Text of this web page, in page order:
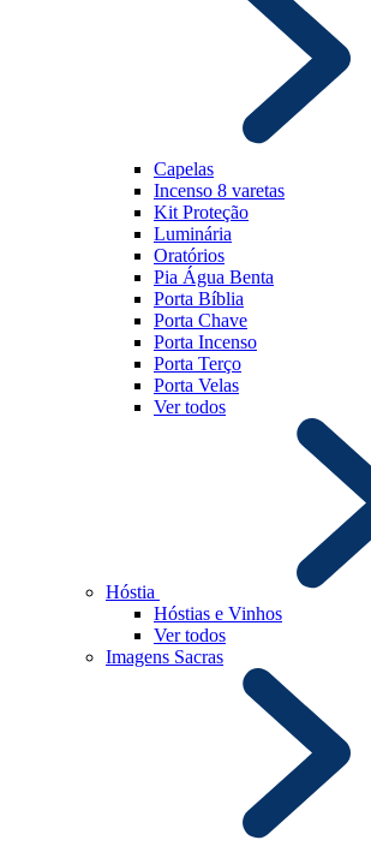
Capelas
Incenso 8 varetas
Kit Proteção
Luminária
Oratórios
Pia Água Benta
Porta Bíblia
Porta Chave
Porta Incenso
Porta Terço
Porta Velas
Ver todos
Hóstia
Hóstias e Vinhos
Ver todos
Imagens Sacras